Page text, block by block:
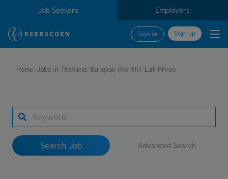
Job Seekers Employers
Sign in Sign up
Industry
1 selected
Home/Jobs in Thailand/Bangkok (North)/Lat Phrao
Search Job Advanced Search